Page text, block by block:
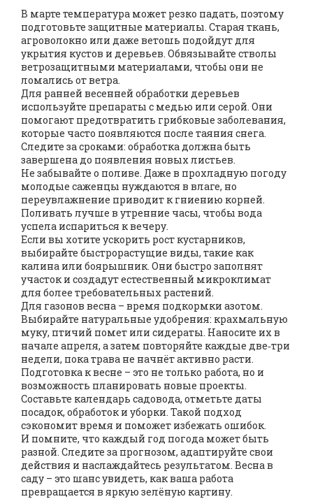
В марте температура может резко падать, поэтому
подготовьте защитные материалы. Старая ткань,
агроволокно или даже ветошь подойдут для
укрытия кустов и деревьев. Обвязывайте стволы
ветрозащитными материалами, чтобы они не
ломались от ветра.
Для ранней весенней обработки деревьев
используйте препараты с медью или серой. Они
помогают предотвратить грибковые заболевания,
которые часто появляются после таяния снега.
Следите за сроками: обработка должна быть
завершена до появления новых листьев.
Не забывайте о поливе. Даже в прохладную погоду
молодые саженцы нуждаются в влаге, но
переувлажнение приводит к гниению корней.
Поливать лучше в утренние часы, чтобы вода
успела испариться к вечеру.
Если вы хотите ускорить рост кустарников,
выбирайте быстрорастущие виды, такие как
калина или боярышник. Они быстро заполнят
участок и создадут естественный микроклимат
для более требовательных растений.
Для газонов весна – время подкормки азотом.
Выбирайте натуральные удобрения: крахмальную
муку, птичий помет или сидераты. Наносите их в
начале апреля, а затем повторяйте каждые две‑три
недели, пока трава не начнёт активно расти.
Подготовка к весне – это не только работа, но и
возможность планировать новые проекты.
Составьте календарь садовода, отметьте даты
посадок, обработок и уборки. Такой подход
сэкономит время и поможет избежать ошибок.
И помните, что каждый год погода может быть
разной. Следите за прогнозом, адаптируйте свои
действия и наслаждайтесь результатом. Весна в
саду – это шанс увидеть, как ваша работа
превращается в яркую зелёную картину.